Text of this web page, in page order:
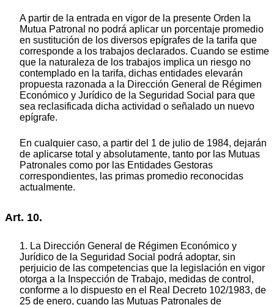
A partir de la entrada en vigor de la presente Orden la
Mutua Patronal no podrá aplicar un porcentaje promedio
en sustitución de los diversos epígrafes de la tarifa que
corresponde a los trabajos declarados. Cuando se estime
que la naturaleza de los trabajos implica un riesgo no
contemplado en la tarifa, dichas entidades elevarán
propuesta razonada a la Dirección General de Régimen
Económico y Jurídico de la Seguridad Social para que
sea reclasificada dicha actividad o señalado un nuevo
epígrafe.
En cualquier caso, a partir del 1 de julio de 1984, dejarán
de aplicarse total y absolutamente, tanto por las Mutuas
Patronales como por las Entidades Gestoras
correspondientes, las primas promedio reconocidas
actualmente.
Art. 10.
1. La Dirección General de Régimen Económico y
Jurídico de la Seguridad Social podrá adoptar, sin
perjuicio de las competencias que la legislación en vigor
otorga a la Inspección de Trabajo, medidas de control,
conforme a lo dispuesto en el Real Decreto 102/1983, de
25 de enero, cuando las Mutuas Patronales de